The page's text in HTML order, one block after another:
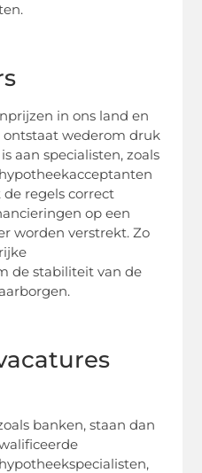
in ons land en
wederom druk
aan specialisten, zoals
regels correct
op een
worden verstrekt. Zo
de stabiliteit van de
banken, staan dan